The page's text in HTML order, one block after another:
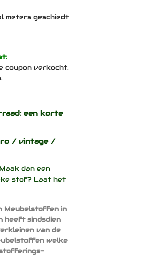
meters geschiedt
coupon verkocht.
een korte
/ vintage /
dan een
stof? Laat het
Meubelstoffen in
heeft sindsdien
van de
welke